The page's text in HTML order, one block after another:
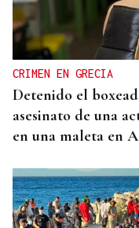
CRIMEN EN GRECIA
Detenido el
asesinato de una
en una maleta en